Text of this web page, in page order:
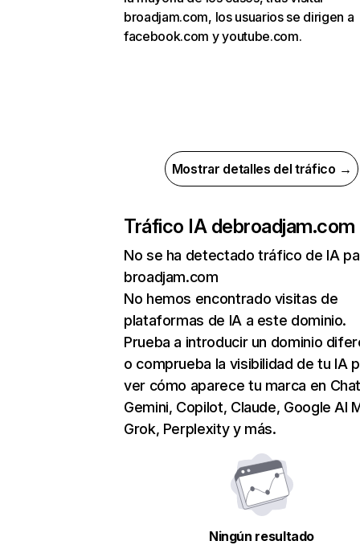
broadjam.com, los usuarios se dirigen a
facebook.com y youtube.com.
Mostrar detalles del tráfico →
Tráfico IA debroadjam.com
No se ha detectado tráfico de IA
broadjam.com
No hemos encontrado visitas de
plataformas de IA a este dominio.
Prueba a introducir un dominio
o comprueba la visibilidad de tu IA
ver cómo aparece tu marca en
Gemini, Copilot, Claude, Google AI
Grok, Perplexity y más.
Ningún resultado